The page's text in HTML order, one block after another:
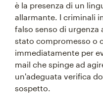
è la presenza di un
allarmante. I criminali
falso senso di
stato compromesso o
immediatamente per
mail che spinge ad
un'adeguata verifica
sospetto.